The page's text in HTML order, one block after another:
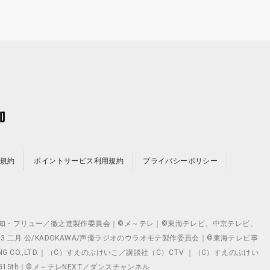
約 ポイントサービス利用規約 プライバシーポリシー
フリュー／徹之進製作委員会｜©メ～テレ｜©東海テレビ、中京テレビ、
二月 公/KADOKAWA/声優ラジオのウラオモテ製作委員会｜©東海テレビ事
｜（C）すえのぶけいこ／講談社（C）CTV ｜（C）すえのぶけい
｜©メ～テレNEXT／ダンスチャンネル